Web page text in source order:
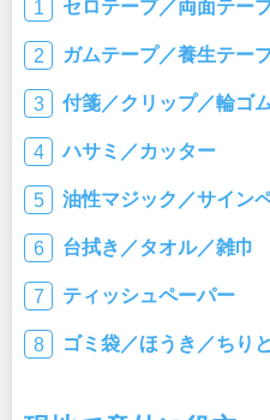
セロテープ／両面テー
ガムテープ／養生テー
付箋／クリップ／輪ゴ
ハサミ／カッター
油性マジック／サイン
台拭き／タオル／雑巾
ティッシュペーパー
ゴミ袋／ほうき／ちり